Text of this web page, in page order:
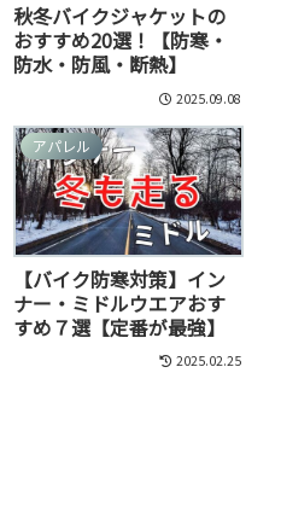
秋冬バイクジャケットの
おすすめ20選！【防寒・
防水・防風・断熱】
2025.09.08
アパレル
【バイク防寒対策】イン
ナー・ミドルウエアおす
すめ７選【定番が最強】
2025.02.25